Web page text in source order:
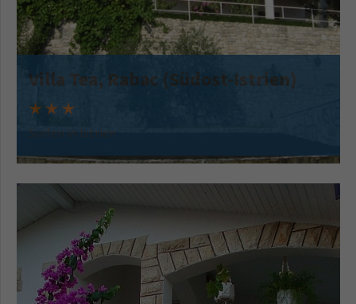
Villa Tea, Rabac (Südost-Istrien)
Surfen in Istrien